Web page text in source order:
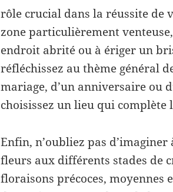
rôle crucial dans la réussite de
zone particulièrement
endroit abrité ou à ériger un
réfléchissez au thème général
mariage, d’un anniversaire ou
choisissez un lieu qui complète
Enfin, n’oubliez pas
fleurs aux différents stades de
floraisons précoces,